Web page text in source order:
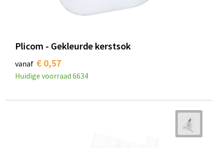
Plicom - Gekleurde kerstsok
vanaf € 0,57
Huidige voorraad 6634